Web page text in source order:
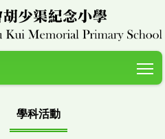
學科活動